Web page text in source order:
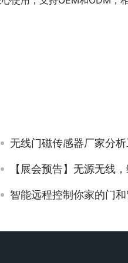
无线门磁传感器厂家分
【展会预告】无源无线，绿色节材，易百珑
智能远程控制你家的门